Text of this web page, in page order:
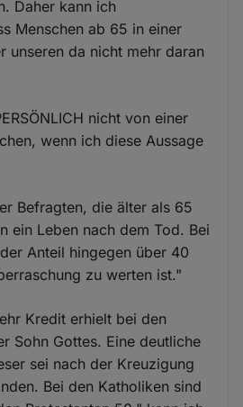
Daher kann ich
Menschen ab 65 in einer
unseren da nicht mehr daran
nicht von einer
wenn ich diese Aussage
Befragten, die älter als 65
ein Leben nach dem Tod. Bei
Anteil hingegen über 40
zu werten ist."
Kredit erhielt bei den
Sohn Gottes. Eine deutliche
sei nach der Kreuzigung
Bei den Katholiken sind